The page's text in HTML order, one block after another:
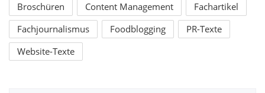
Broschüren Content Management
Fachartikel
Fachjournalismus
Foodblogging
PR-Texte
Website-Texte